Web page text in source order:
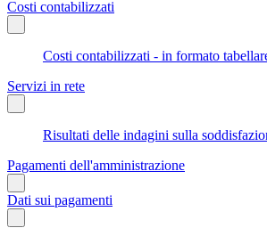
Costi contabilizzati
Costi contabilizzati - in formato
Servizi in rete
Risultati delle indagini sulla
Pagamenti dell'amministrazione
Dati sui pagamenti